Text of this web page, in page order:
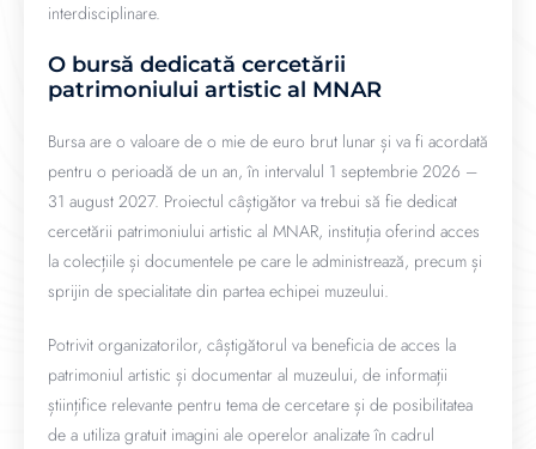
interdisciplinare.
O bursă dedicată cercetării
patrimoniului artistic al MNAR
Bursa are o valoare de o mie de euro brut lunar și va fi acordată
pentru o perioadă de un an, în intervalul 1 septembrie 2026 –
31 august 2027. Proiectul câștigător va trebui să fie dedicat
cercetării patrimoniului artistic al MNAR, instituția oferind acces
la colecțiile și documentele pe care le administrează, precum și
sprijin de specialitate din partea echipei muzeului.
Potrivit organizatorilor, câștigătorul va beneficia de acces la
patrimoniul artistic și documentar al muzeului, de informații
științifice relevante pentru tema de cercetare și de posibilitatea
de a utiliza gratuit imagini ale operelor analizate în cadrul